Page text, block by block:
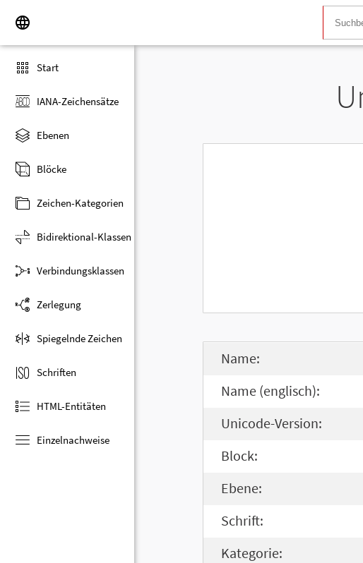
Start
IANA-Zeichensätze
Ebenen
Blöcke
Zeichen-Kategorien
Bidirektional-Klassen
Verbindungsklassen
Zerlegung
Spiegelnde Zeichen
Schriften
HTML-Entitäten
Einzelnachweise
Name:
Name (englisch):
Unicode-Version:
Block:
Ebene:
Schrift:
Kategorie: